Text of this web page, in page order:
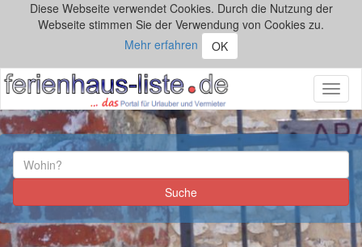
Diese Webseite verwendet Cookies. Durch die Nutzung der
Webseite stimmen Sie der Verwendung von Cookies zu.
Mehr erfahren
OK